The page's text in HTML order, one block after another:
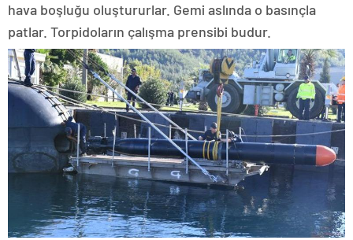
hava boşluğu oluştururlar. Gemi aslında o basınçla
patlar. Torpidoların çalışma prensibi budur.